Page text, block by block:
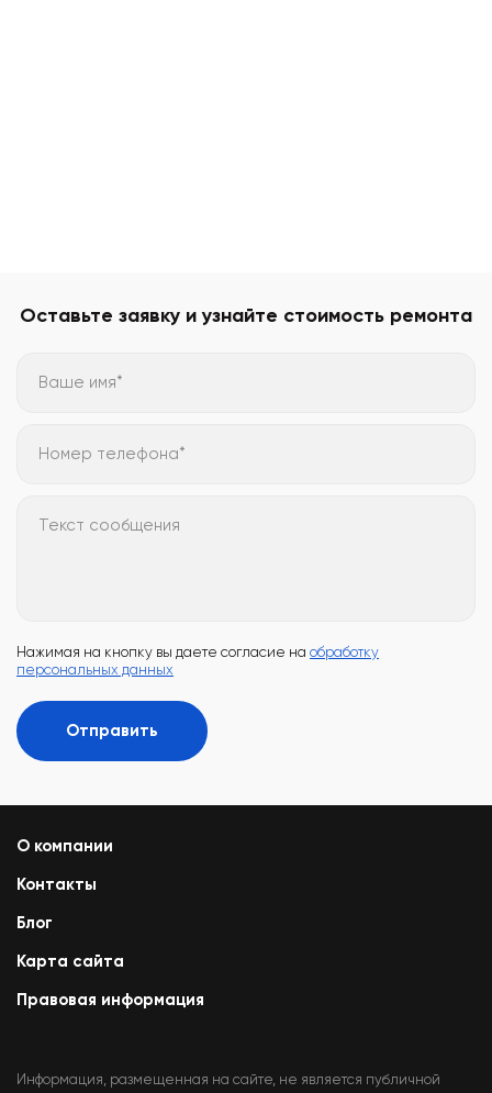
Оставьте заявку и узнайте стоимость ремонта
Ваше имя*
Номер телефона*
Текст сообщения
Нажимая на кнопку вы даете согласие на обработку
персональных данных
Отправить
О компании
Контакты
Блог
Карта сайта
Правовая информация
Информация, размещенная на сайте, не является публичной